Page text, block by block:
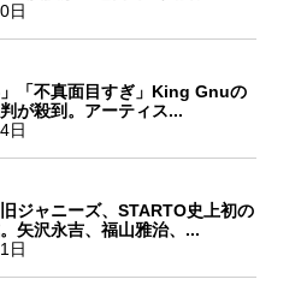
日
」「不真面目すぎ」King Gnuの
が殺到。アーティス...
日
ジャニーズ、STARTO史上初の
矢沢永吉、福山雅治、...
日